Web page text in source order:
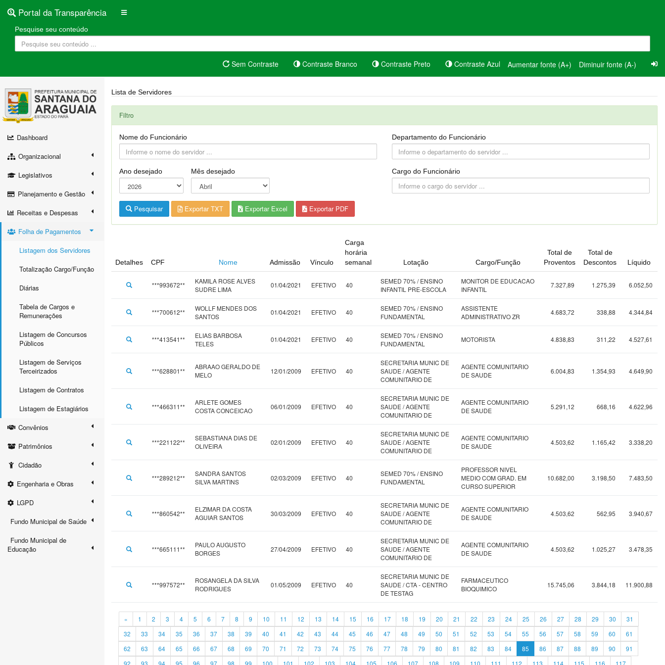
Portal da Transparência
Pesquise seu conteúdo
Sem Contraste Contraste Branco Contraste Preto Contraste Azul Aumentar fonte (A+) Diminuir fonte (A-)
Dashboard
Organizacional
Legislativos
Planejamento e Gestão
Receitas e Despesas
Folha de Pagamentos
Listagem dos Servidores
Totalização Cargo/Função
Diárias
Tabela de Cargos e
Remunerações
Listagem de Concursos
Públicos
Listagem de Serviços
Terceirizados
Listagem de Contratos
Listagem de Estagiários
Convênios
Patrimônios
Cidadão
Engenharia e Obras
LGPD
Fundo Municipal de Saúde
Fundo Municipal de
Educação
Lista de Servidores
Filtro
Nome do Funcionário
Ano desejado Mês desejado
Departamento do Funcionário
Cargo do Funcionário
Pesquisar Exportar TXT Exportar Excel Exportar PDF
Detalhes CPF Nome Admissão Vínculo
Carga
horária
semanal
Lotação Cargo/Função
Total de
Proventos
Total de
Descontos
Líquido
***993672**
KAMILA ROSE ALVES
SUDRE LIMA
01/04/2021 EFETIVO 40
SEMED 70% / ENSINO
INFANTIL PRE-ESCOLA
MONITOR DE EDUCACAO
INFANTIL
7.327,89 1.275,39 6.052,50
***700612**
WOLLF MENDES DOS
SANTOS
01/04/2021 EFETIVO 40
SEMED 70% / ENSINO
FUNDAMENTAL
ASSISTENTE
ADMINISTRATIVO ZR
4.683,72 338,88 4.344,84
***413541**
ELIAS BARBOSA
TELES
01/04/2021 EFETIVO 40
SEMED 70% / ENSINO
FUNDAMENTAL
MOTORISTA 4.838,83 311,22 4.527,61
***628801**
ABRAAO GERALDO DE
MELO
12/01/2009 EFETIVO 40
SECRETARIA MUNIC DE
SAUDE / AGENTE
COMUNITARIO DE
AGENTE COMUNITARIO
DE SAUDE
6.004,83 1.354,93 4.649,90
***466311**
ARLETE GOMES
COSTA CONCEICAO
06/01/2009 EFETIVO 40
SECRETARIA MUNIC DE
SAUDE / AGENTE
COMUNITARIO DE
AGENTE COMUNITARIO
DE SAUDE
5.291,12 668,16 4.622,96
***221122**
SEBASTIANA DIAS DE
OLIVEIRA
02/01/2009 EFETIVO 40
SECRETARIA MUNIC DE
SAUDE / AGENTE
COMUNITARIO DE
AGENTE COMUNITARIO
DE SAUDE
4.503,62 1.165,42 3.338,20
***289212**
SANDRA SANTOS
SILVA MARTINS
02/03/2009 EFETIVO 40
SEMED 70% / ENSINO
FUNDAMENTAL
PROFESSOR NIVEL
MEDIO COM GRAD. EM
CURSO SUPERIOR
10.682,00 3.198,50 7.483,50
***860542**
ELZIMAR DA COSTA
AGUIAR SANTOS
30/03/2009 EFETIVO 40
SECRETARIA MUNIC DE
SAUDE / AGENTE
COMUNITARIO DE
AGENTE COMUNITARIO
DE SAUDE
4.503,62 562,95 3.940,67
***665111**
PAULO AUGUSTO
BORGES
27/04/2009 EFETIVO 40
SECRETARIA MUNIC DE
SAUDE / AGENTE
COMUNITARIO DE
AGENTE COMUNITARIO
DE SAUDE
4.503,62 1.025,27 3.478,35
***997572**
ROSANGELA DA SILVA
RODRIGUES
01/05/2009 EFETIVO 40
SECRETARIA MUNIC DE
SAUDE / CTA - CENTRO
DE TESTAG
FARMACEUTICO
BIOQUIMICO
15.745,06 3.844,18 11.900,88
« 1 2 3 4 5 6 7 8 9 10 11 12 13 14 15 16 17 18 19 20 21 22 23 24 25 26 27 28 29 30
31
32
33 34 35 36 37 38 39 40 41 42 43 44 45 46 47 48 49 50 51 52 53 54 55 56 57 58 59 60
61
62
63 64 65 66 67 68 69 70 71 72 73 74 75 76 77 78 79 80 81 82 83 84 85 86 87 88 89 90
91
92
93 94 95 96 97 98 99 100 101 102 103 104 105 106 107 108 109 110 111 112 113 114 115 116 117